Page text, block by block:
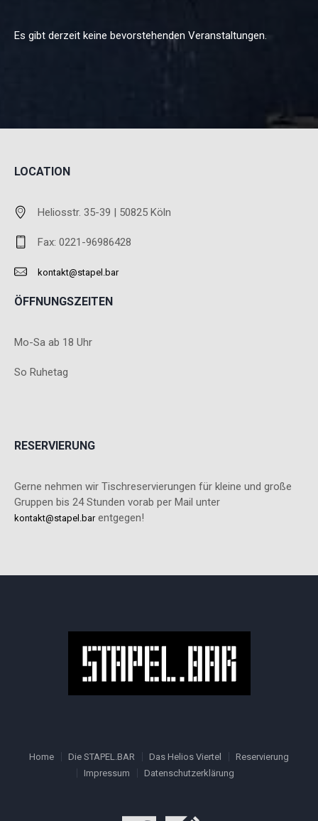
Es gibt derzeit keine bevorstehenden Veranstaltungen.
LOCATION
Heliosstr. 35-39 | 50825 Köln
Fax: 0221-96986428
kontakt@stapel.bar
ÖFFNUNGSZEITEN
Mo-Sa ab 18 Uhr
So Ruhetag
RESERVIERUNG
Gerne nehmen wir Tischreservierungen für kleine und große
Gruppen bis 24 Stunden vorab per Mail unter
kontakt@stapel.barentgegen!
Home Die STAPEL.BAR Das Helios Viertel
Reservierung
Impressum
Datenschutzerklärung